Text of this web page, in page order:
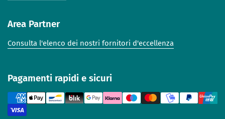
Area Partner
Consulta l'elenco dei nostri fornitori d'eccellenza
Pagamenti rapidi e sicuri